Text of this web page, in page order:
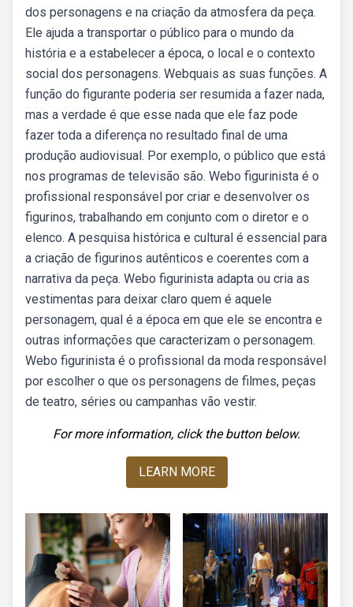
dos personagens e na criação da atmosfera da peça.
Ele ajuda a transportar o público para o mundo da
história e a estabelecer a época, o local e o contexto
social dos personagens. Webquais as suas funções. A
função do figurante poderia ser resumida a fazer nada,
mas a verdade é que esse nada que ele faz pode
fazer toda a diferença no resultado final de uma
produção audiovisual. Por exemplo, o público que está
nos programas de televisão são. Webo figurinista é o
profissional responsável por criar e desenvolver os
figurinos, trabalhando em conjunto com o diretor e o
elenco. A pesquisa histórica e cultural é essencial para
a criação de figurinos autênticos e coerentes com a
narrativa da peça. Webo figurinista adapta ou cria as
vestimentas para deixar claro quem é aquele
personagem, qual é a época em que ele se encontra e
outras informações que caracterizam o personagem.
Webo figurinista é o profissional da moda responsável
por escolher o que os personagens de filmes, peças
de teatro, séries ou campanhas vão vestir.
For more information, click the button below.
LEARN MORE